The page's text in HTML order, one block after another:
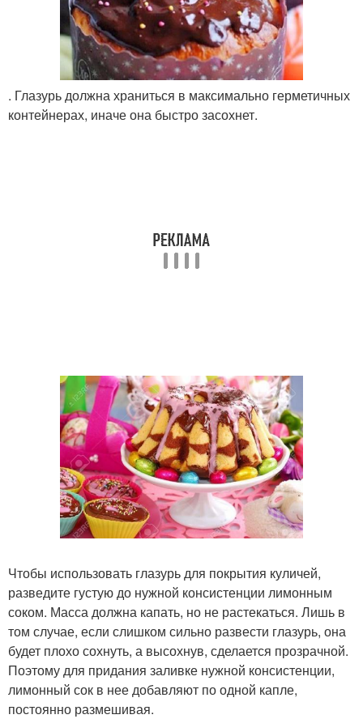
. Глазурь должна храниться в максимально герметичных
контейнерах, иначе она быстро засохнет.
Чтобы использовать глазурь для покрытия куличей,
разведите густую до нужной консистенции лимонным
соком. Масса должна капать, но не растекаться. Лишь в
том случае, если слишком сильно развести глазурь, она
будет плохо сохнуть, а высохнув, сделается прозрачной.
Поэтому для придания заливке нужной консистенции,
лимонный сок в нее добавляют по одной капле,
постоянно размешивая.